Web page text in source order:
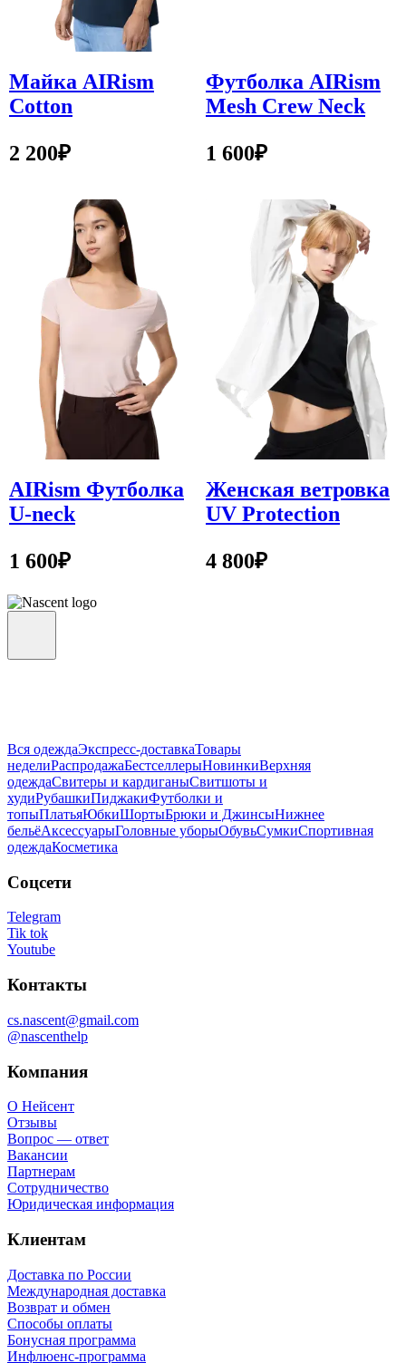
Майка AIRism
Cotton
2 200₽
Футболка AIRism
Mesh Crew Neck
1 600₽
AIRism Футболка
U-neck
1 600₽
Женская ветровка
UV Protection
4 800₽
Вся одеждаЭкспресс-доставкаТовары
неделиРаспродажаБестселлерыНовинкиВерхняя
одеждаСвитеры и кардиганыСвитшоты и
худиРубашкиПиджакиФутболки и
топыПлатьяЮбкиШортыБрюки и ДжинсыНижнее
бельёАксессуарыГоловные уборыОбувьСумкиСпортивная
одеждаКосметика
Соцсети
Telegram
Tik tok
Youtube
Контакты
cs.nascent@gmail.com
@nascenthelp
Компания
О Нейсент
Отзывы
Вопрос — ответ
Вакансии
Партнерам
Сотрудничество
Юридическая информация
Клиентам
Доставка по России
Международная доставка
Возврат и обмен
Способы оплаты
Бонусная программа
Инфлюенс-программа